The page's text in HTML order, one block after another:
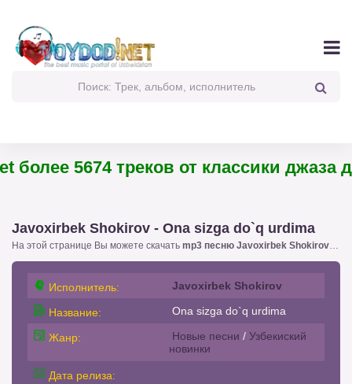
5674 треков от классики джаза
Javoxirbek Shokirov - Ona sizga do`q urdima
На этой странице Вы можете скачать mp3 песню Javoxirbek Shokirov - Ona sizga do`q urdima
Исполнитель: Javoxirbek Shokirov
Название: Ona sizga do`q urdima
Жанр: Новые песни / Узбекиский
новинки
Дата релиза: